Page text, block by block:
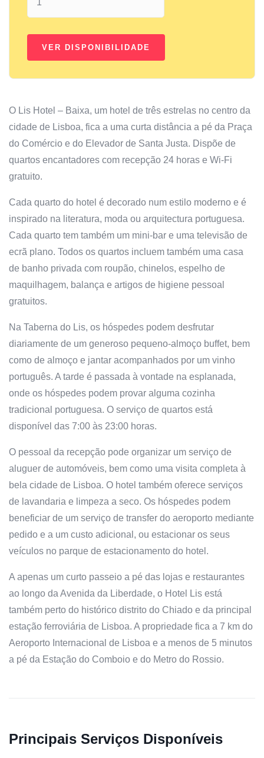
O Lis Hotel – Baixa, um hotel de três estrelas no centro da
cidade de Lisboa, fica a uma curta distância a pé da Praça
do Comércio e do Elevador de Santa Justa. Dispõe de
quartos encantadores com recepção 24 horas e Wi-Fi
gratuito.
Cada quarto do hotel é decorado num estilo moderno e é
inspirado na literatura, moda ou arquitectura portuguesa.
Cada quarto tem também um mini-bar e uma televisão de
ecrã plano. Todos os quartos incluem também uma casa
de banho privada com roupão, chinelos, espelho de
maquilhagem, balança e artigos de higiene pessoal
gratuitos.
Na Taberna do Lis, os hóspedes podem desfrutar
diariamente de um generoso pequeno-almoço buffet, bem
como de almoço e jantar acompanhados por um vinho
português. A tarde é passada à vontade na esplanada,
onde os hóspedes podem provar alguma cozinha
tradicional portuguesa. O serviço de quartos está
disponível das 7:00 às 23:00 horas.
O pessoal da recepção pode organizar um serviço de
aluguer de automóveis, bem como uma visita completa à
bela cidade de Lisboa. O hotel também oferece serviços
de lavandaria e limpeza a seco. Os hóspedes podem
beneficiar de um serviço de transfer do aeroporto mediante
pedido e a um custo adicional, ou estacionar os seus
veículos no parque de estacionamento do hotel.
A apenas um curto passeio a pé das lojas e restaurantes
ao longo da Avenida da Liberdade, o Hotel Lis está
também perto do histórico distrito do Chiado e da principal
estação ferroviária de Lisboa. A propriedade fica a 7 km do
Aeroporto Internacional de Lisboa e a menos de 5 minutos
a pé da Estação do Comboio e do Metro do Rossio.
Principais Serviços Disponíveis